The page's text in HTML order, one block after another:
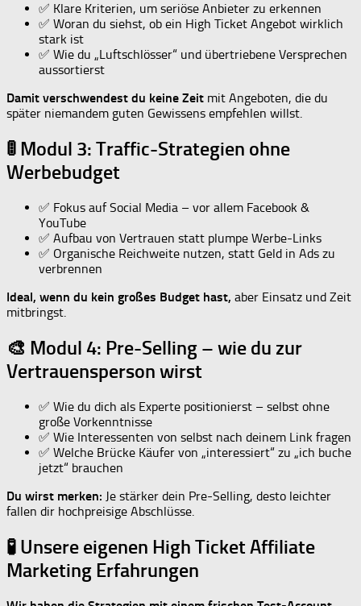
✅ Klare Kriterien, um seriöse Anbieter zu erkennen
✅ Woran du siehst, ob ein High Ticket Angebot wirklich
stark ist
✅ Wie du „Luftschlösser“ und übertriebene Versprechen
aussortierst
Damit verschwendest du keine Zeit mit Angeboten, die du
später niemandem guten Gewissens empfehlen willst.
🚦 Modul 3: Traffic-Strategien ohne
Werbebudget
✅ Fokus auf Social Media – vor allem Facebook &
YouTube
✅ Aufbau von Vertrauen statt plumpe Werbe-Links
✅ Organische Reichweite nutzen, statt Geld in Ads zu
verbrennen
Ideal, wenn du kein großes Budget hast, aber Einsatz und Zeit
mitbringst.
🎨 Modul 4: Pre-Selling – wie du zur
Vertrauensperson wirst
✅ Wie du dich als Experte positionierst – selbst ohne
große Vorkenntnisse
✅ Wie Interessenten von selbst nach deinem Link fragen
✅ Welche Brücke Käufer von „interessiert“ zu „ich buche
jetzt“ brauchen
Du wirst merken: Je stärker dein Pre-Selling, desto leichter
fallen dir hochpreisige Abschlüsse.
🧪 Unsere eigenen High Ticket Affiliate
Marketing Erfahrungen